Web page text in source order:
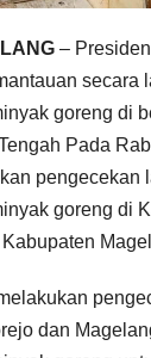
–
secara
goreng di
Pada
pengecekan
goreng di
dan